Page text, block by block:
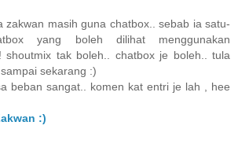
zakwan masih guna chatbox.. sebab ia satu-
yang boleh dilihat menggunakan
shoutmix tak boleh.. chatbox je boleh.. tula
sekarang :)
beban sangat.. komen kat entri je lah , hee
:)